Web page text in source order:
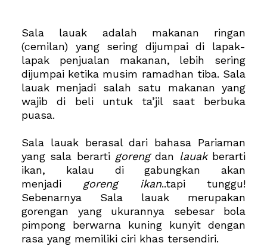
Sala lauak adalah makanan ringan
(cemilan) yang sering dijumpai di lapak-
lapak penjualan makanan, lebih sering
dijumpai ketika musim ramadhan tiba. Sala
lauak menjadi salah satu makanan yang
wajib di beli untuk ta’jil saat berbuka
puasa.
Sala lauak berasal dari bahasa Pariaman
yang sala berarti goreng dan lauak berarti
ikan, kalau di gabungkan akan
menjadi
goreng ikan..tapi tunggu!
Sebenarnya Sala lauak merupakan
gorengan yang ukurannya sebesar bola
pimpong berwarna kuning kunyit dengan
rasa yang memiliki ciri khas tersendiri.